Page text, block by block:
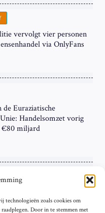
technologieën zoals cookies om
Door in te stemmen met
vervolgt vier personen
via OnlyFans
de Euraziatische
Handelsomzet vorig
€80 miljard
bij de ‘Grote Vier’